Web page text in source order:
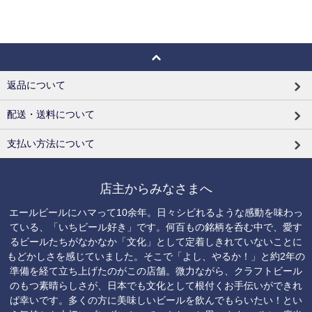
返品について
配送・送料について
支払い方法について
店主からみなさまへ
エールビールにハマって10余年。日々シビれるような感動を味わっ
ている、「いちビール好き」です。何百もの銘柄を呑む中で、愛す
るビールたちがなかなか「文化」として定着しきれていないことに
もどかしさを感じていました。そこで「よし、やるか！」と約2年の
準備を経て立ち上げたのがこの店舗。微力ながら、クラフトビール
のもつ素晴らしさが、日本でも文化として根付くお手伝いができれ
ば幸いです。多くの方に美味しいビールを飲んでもらいたい！とい